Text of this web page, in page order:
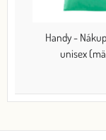
Handy -
unisex